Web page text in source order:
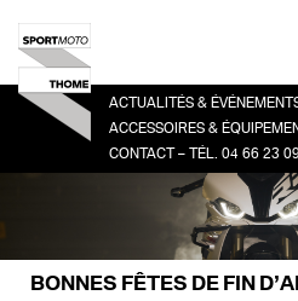
ACTUALITÉS &
ACCESSOIRES &
ACCESSOIRES
ÉQUIPEMENT DU PILOTE
CONTACT – TÉL. 04 66 23
BONNES FÊTES DE FIN